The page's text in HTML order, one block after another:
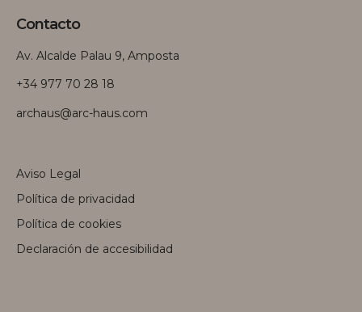
Contacto
Av. Alcalde Palau 9, Amposta
+34 977 70 28 18
archaus@arc-haus.com
Aviso Legal
Política de privacidad
Política de cookies
Declaración de accesibilidad